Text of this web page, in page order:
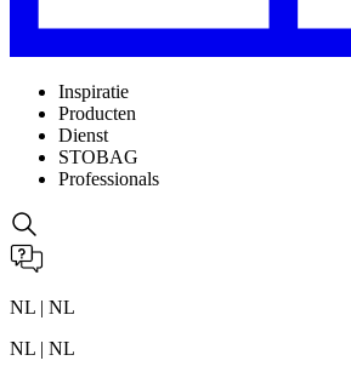
Inspiratie
Producten
Dienst
STOBAG
Professionals
NL | NL
NL | NL